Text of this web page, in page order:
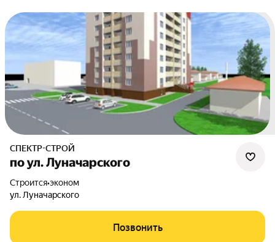
СПЕКТР-СТРОЙ
по ул. Луначарского
Строится•эконом
ул. Луначарского
Позвонить